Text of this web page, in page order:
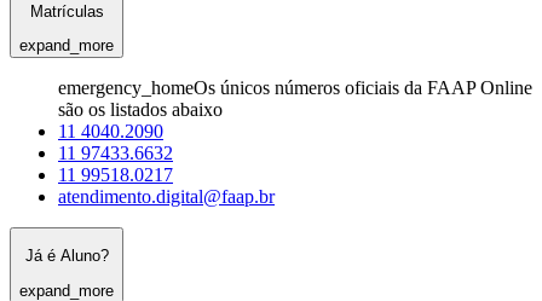
Matrículas
expand_more
emergency_homeOs únicos números oficiais da FAAP Online
são os listados abaixo
11 4040.2090
11 97433.6632
11 99518.0217
atendimento.digital@faap.br
Já é Aluno?
expand_more